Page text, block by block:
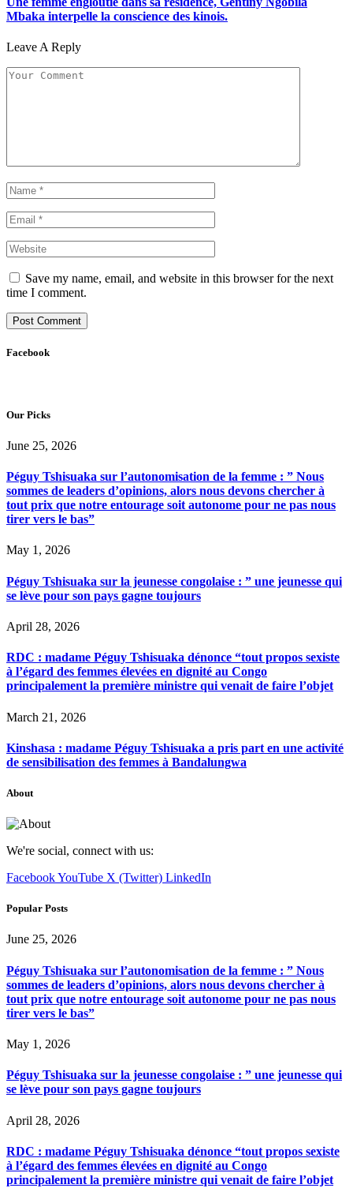
Mbaka interpelle la conscience des kinois.
Leave A Reply
Save my name, email, and website in this browser for the next
time I comment.
Facebook
Our Picks
June 25, 2026
Péguy Tshisuaka sur l’autonomisation de la femme : ” Nous
sommes de leaders d’opinions, alors nous devons chercher à
tout prix que notre entourage soit autonome pour ne pas nous
tirer vers le bas”
May 1, 2026
Péguy Tshisuaka sur la jeunesse congolaise : ” une jeunesse qui
se lève pour son pays gagne toujours
April 28, 2026
RDC : madame Péguy Tshisuaka dénonce “tout propos sexiste
à l’égard des femmes élevées en dignité au Congo
principalement la première ministre qui venait de faire l’objet
March 21, 2026
Kinshasa : madame Péguy Tshisuaka a pris part en une activité
de sensibilisation des femmes à Bandalungwa
About
We're social, connect with us:
FacebookYouTube X (Twitter) LinkedIn
Popular Posts
June 25, 2026
Péguy Tshisuaka sur l’autonomisation de la femme : ” Nous
sommes de leaders d’opinions, alors nous devons chercher à
tout prix que notre entourage soit autonome pour ne pas nous
tirer vers le bas”
May 1, 2026
Péguy Tshisuaka sur la jeunesse congolaise : ” une jeunesse qui
se lève pour son pays gagne toujours
April 28, 2026
RDC : madame Péguy Tshisuaka dénonce “tout propos sexiste
à l’égard des femmes élevées en dignité au Congo
principalement la première ministre qui venait de faire l’objet